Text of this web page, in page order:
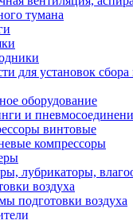
тумана
для установок
оборудование
и
винтовые
компрессоры
лубрикаторы,
воздуха
подготовки воздуха